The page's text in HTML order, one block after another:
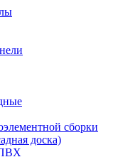
сборки
доска)